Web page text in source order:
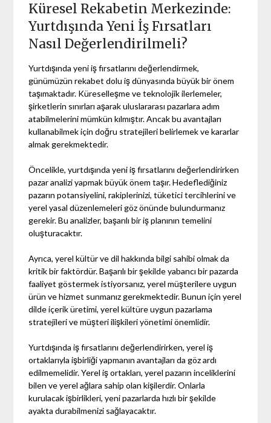
Küresel Rekabetin Merkezinde:
Yurtdışında Yeni İş Fırsatları
Nasıl Değerlendirilmeli?
Yurtdışında yeni iş fırsatlarını değerlendirmek,
günümüzün rekabet dolu iş dünyasında büyük bir önem
taşımaktadır. Küreselleşme ve teknolojik ilerlemeler,
şirketlerin sınırları aşarak uluslararası pazarlara adım
atabilmelerini mümkün kılmıştır. Ancak bu avantajları
kullanabilmek için doğru stratejileri belirlemek ve kararlar
almak gerekmektedir.
Öncelikle, yurtdışında yeni iş fırsatlarını değerlendirirken
pazar analizi yapmak büyük önem taşır. Hedeflediğiniz
pazarın potansiyelini, rakiplerinizi, tüketici tercihlerini ve
yerel yasal düzenlemeleri göz önünde bulundurmanız
gerekir. Bu analizler, başarılı bir iş planının temelini
oluşturacaktır.
Ayrıca, yerel kültür ve dil hakkında bilgi sahibi olmak da
kritik bir faktördür. Başarılı bir şekilde yabancı bir pazarda
faaliyet göstermek istiyorsanız, yerel müşterilere uygun
ürün ve hizmet sunmanız gerekmektedir. Bunun için yerel
dilde içerik üretimi, yerel kültüre uygun pazarlama
stratejileri ve müşteri ilişkileri yönetimi önemlidir.
Yurtdışında iş fırsatlarını değerlendirirken, yerel iş
ortaklarıyla işbirliği yapmanın avantajları da göz ardı
edilmemelidir. Yerel iş ortakları, yerel pazarın inceliklerini
bilen ve yerel ağlara sahip olan kişilerdir. Onlarla
kurulacak işbirlikleri, yeni pazarlarda hızlı bir şekilde
ayakta durabilmenizi sağlayacaktır.